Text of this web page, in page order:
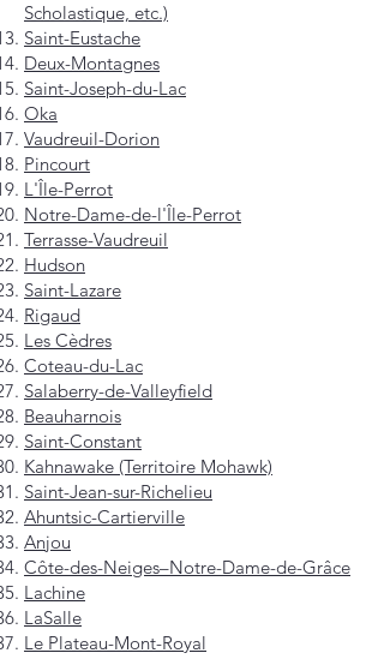
Scholastique, etc.)
Saint-Eustache
Deux-Montagnes
Saint-Joseph-du-Lac
Oka
Vaudreuil-Dorion
Pincourt
L'Île-Perrot
Notre-Dame-de-l'Île-Perrot
Terrasse-Vaudreuil
Hudson
Saint-Lazare
Rigaud
Les Cèdres
Coteau-du-Lac
Salaberry-de-Valleyfield
Beauharnois
Saint-Constant
Kahnawake (Territoire Mohawk)
Saint-Jean-sur-Richelieu
Ahuntsic-Cartierville
Anjou
Côte-des-Neiges–Notre-Dame-de-Grâce
Lachine
LaSalle
Le Plateau-Mont-Royal